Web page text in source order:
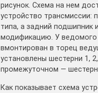
рисунок. Схема на нем
устройство трансмиссии:
типа, а задний
модификацию. У ведомого
вмонтирован в торец
установлены шестерни 1,
промежуточном —
Как показывает схема